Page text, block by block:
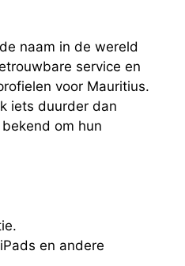
naam in de wereld
service en
voor Mauritius.
iets duurder dan
om hun
en andere